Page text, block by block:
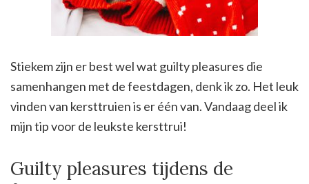
Stiekem zijn er best wel wat guilty pleasures die
samenhangen met de feestdagen, denk ik zo. Het leuk
vinden van kersttruien is er één van. Vandaag deel ik
mijn tip voor de leukste kersttrui!
Guilty pleasures tijdens de